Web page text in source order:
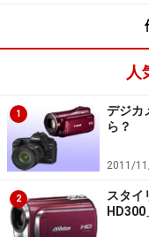
■ビクター GZ-
毎日持ち歩きたい
す。デザインはも
人
1
デジカ
ら？
2011/
2
スタイ
HD300